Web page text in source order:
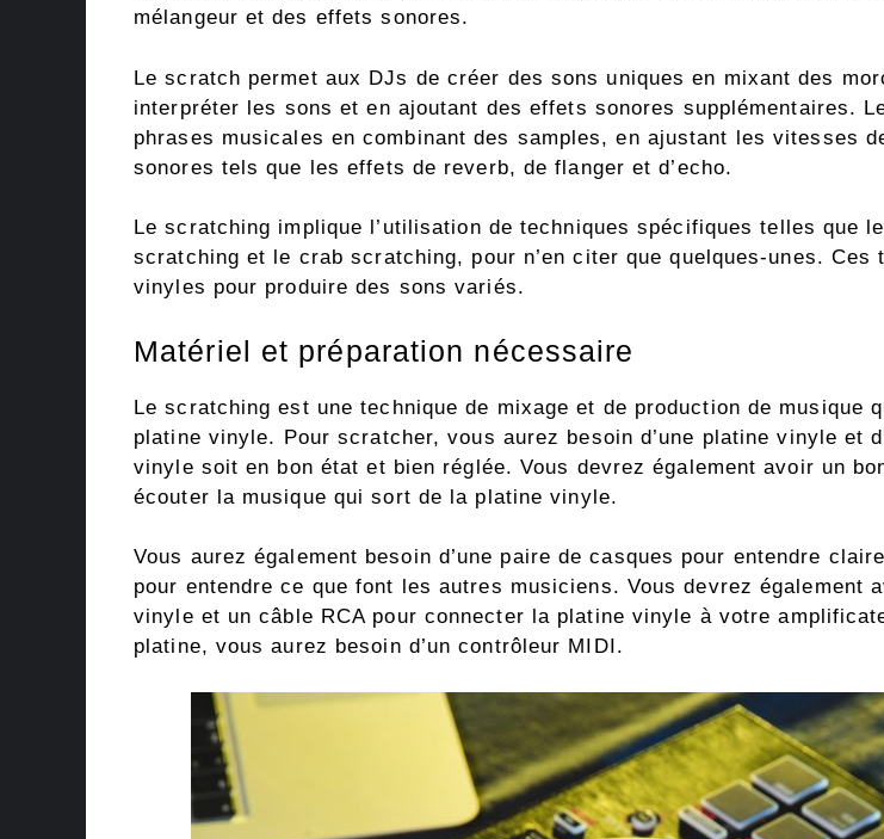
mélangeur et des effets sonores.
Le scratch permet aux DJs de créer des sons uniques en mixant des
interpréter les sons et en ajoutant des effets sonores supplémentaires.
phrases musicales en combinant des samples, en ajustant les vitesses
sonores tels que les effets de reverb, de flanger et d’echo.
Le scratching implique l’utilisation de techniques spécifiques telles que
scratching et le crab scratching, pour n’en citer que quelques-unes.
vinyles pour produire des sons variés.
Matériel et préparation nécessaire
Le scratching est une technique de mixage et de production de musique
platine vinyle. Pour scratcher, vous aurez besoin d’une platine vinyle et
vinyle soit en bon état et bien réglée. Vous devrez également avoir un
écouter la musique qui sort de la platine vinyle.
Vous aurez également besoin d’une paire de casques pour entendre
pour entendre ce que font les autres musiciens. Vous devrez également
vinyle et un câble RCA pour connecter la platine vinyle à votre
platine, vous aurez besoin d’un contrôleur MIDI.